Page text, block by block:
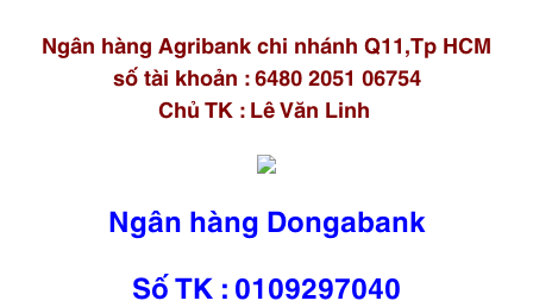
Ngân hàng Agribank chi nhánh Q11,Tp HCM
số tài khoản : 6480 2051 06754
Chủ TK : Lê Văn Linh
Ngân hàng Dongabank
Số TK : 0109297040